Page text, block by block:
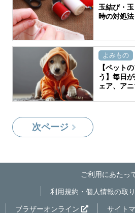
玉結び・
時の対処
よみもの
【ペット
う】毎日
ェア、ア
次ページ
ご利用にあたっ
利用規約・個人情報の取
ブラザーオンライン
サイト